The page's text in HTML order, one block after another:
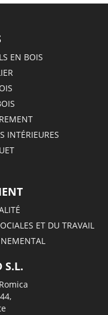
EN BOIS
INTÉRIEURES
ET DU TRAVAIL
S.L.